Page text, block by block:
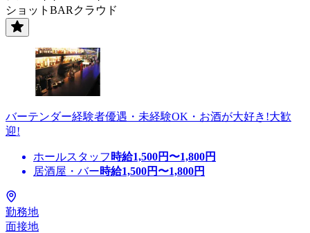
ショットBARクラウド
バーテンダー経験者優遇・未経験OK・お酒が大好き!大歓
迎!
ホールスタッフ 時給1,500円〜1,800円
居酒屋・バー時給1,500円〜1,800円
勤務地
面接地